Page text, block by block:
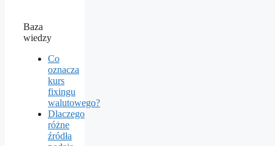
Baza
wiedzy
Co
oznacza
kurs
fixingu
walutowego?
Dlaczego
różne
źródła